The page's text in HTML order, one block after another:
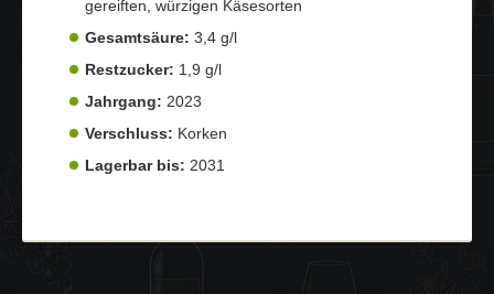
gereiften, würzigen Käsesorten
Gesamtsäure: 3,4 g/l
Restzucker: 1,9 g/l
Jahrgang: 2023
Verschluss: Korken
Lagerbar bis: 2031